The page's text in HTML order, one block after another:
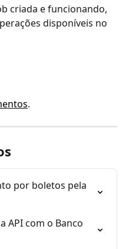
criada e funcionando,
disponíveis no
.
por boletos pela
API com o Banco